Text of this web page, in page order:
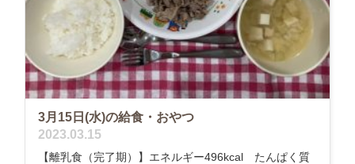
3月15日(水)の給食・おやつ
2023.03.15
【離乳食（完了期）】エネルギー496kcal たんぱく質